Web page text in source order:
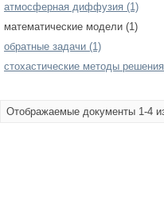
атмосферная диффузия (1)
математические модели (1)
обратные задачи (1)
стохастические методы
Отображаемые документы 1-4